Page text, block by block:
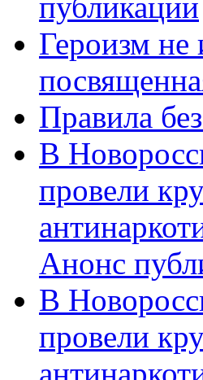
Героизм не
Правила
В
провели
Анонс
В
провели